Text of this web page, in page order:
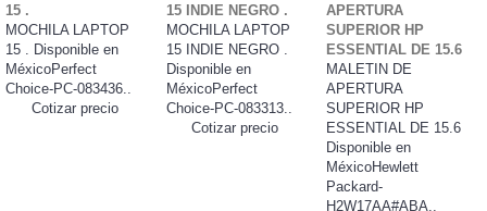
15 .
MOCHILA LAPTOP
15 . Disponible en
MéxicoPerfect
Choice-PC-083436..
Cotizar precio
15 INDIE NEGRO .
MOCHILA LAPTOP
15 INDIE NEGRO .
Disponible en
MéxicoPerfect
Choice-PC-083313..
Cotizar precio
APERTURA
SUPERIOR HP
ESSENTIAL DE 15.6
MALETIN DE
APERTURA
SUPERIOR HP
ESSENTIAL DE 15.6
Disponible en
MéxicoHewlett
Packard-
H2W17AA#ABA..